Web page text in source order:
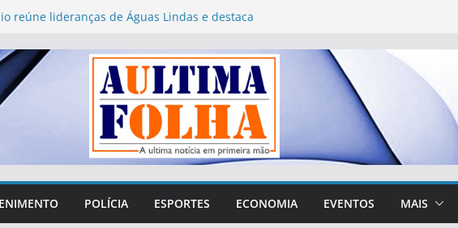
reúne lideranças de Águas Lindas e destaca
Saúde acompanha obras do Novo PAC Saúde
no Entorno de Brasília
Águas Lindas abre 752 vagas para
presencial de mesários
Municipal de Educação de Águas Lindas
sobre gastos, transparência e
da sociedade
Lindas tenta sair da crise e recuperar
na cidade
POLÍCIA ESPORTES ECONOMIA EVENTOS MAIS